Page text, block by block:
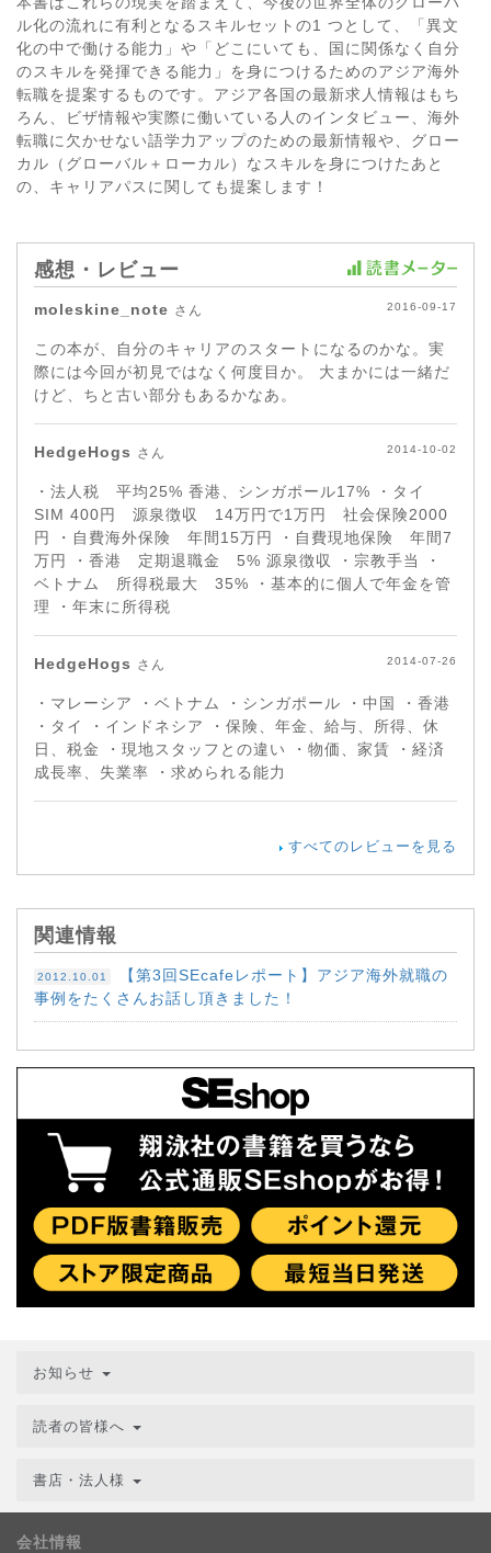
ル化の流れに有利となるスキルセットの1 つとして、「異文
化の中で働ける能力」や「どこにいても、国に関係なく自分
のスキルを発揮できる能力」を身につけるためのアジア海外
転職を提案するものです。アジア各国の最新求人情報はもち
ろん、ビザ情報や実際に働いている人のインタビュー、海外
転職に欠かせない語学力アップのための最新情報や、グロー
カル（グローバル＋ローカル）なスキルを身につけたあと
の、キャリアパスに関しても提案します！
感想・レビュー
moleskine_note さん 2016-09-17
この本が、自分のキャリアのスタートになるのかな。実
際には今回が初見ではなく何度目か。 大まかには一緒だ
けど、ちと古い部分もあるかなあ。
HedgeHogs さん 2014-10-02
・法人税 平均25% 香港、シンガポール17% ・タイ
SIM 400円 源泉徴収 14万円で1万円 社会保険2000
円 ・自費海外保険 年間15万円 ・自費現地保険 年間7
万円 ・香港 定期退職金 5% 源泉徴収 ・宗教手当 ・
ベトナム 所得税最大 35% ・基本的に個人で年金を管
理 ・年末に所得税
HedgeHogs さん 2014-07-26
・マレーシア ・ベトナム ・シンガポール ・中国 ・香港
・タイ ・インドネシア ・保険、年金、給与、所得、休
日、税金 ・現地スタッフとの違い ・物価、家賃 ・経済
成長率、失業率 ・求められる能力
すべてのレビューを見る
関連情報
2012.10.01
【第3回SEcafeレポート】アジア海外就職の
事例をたくさんお話し頂きました！
お知らせ
読者の皆様へ
書店・法人様
会社情報